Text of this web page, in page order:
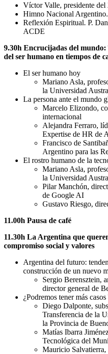
Víctor Valle, presidente
Himno Nacional
Reflexión Espiritual. P.
ACDE
9.30h Encrucijadas del mundo:
del ser humano en tiempos de
El ser humano hoy
Mariano Asla,
la Universidad
La persona ante el mundo
Marcelo Elizondo,
internacional
Alejandra Ferraro,
Expertise de HR de
Francisco de
Argentino para las
El rostro humano de la
Mariano Asla,
la Universidad
Pilar Manchón,
de Google AI
Gustavo Riesgo,
11.00h Pausa de café
11.30h La Argentina que
compromiso social y valores
Argentina del futuro:
construcción de un nuevo
Sergio Berensztein,
director general de
¿Podremos tener más
Diego Dalponte,
Transferencia de la
la Provincia de
Matías Ibarra
Tecnológica del
Mauricio Salvatierra,